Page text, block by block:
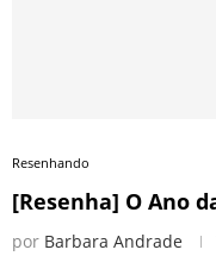
Resenhando
[Resenha] O Ano
por Barbara Andrade